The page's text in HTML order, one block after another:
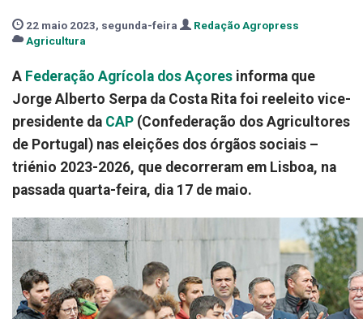
22 maio 2023, segunda-feira
Redação Agropress
Agricultura
A Federação Agrícola dos Açores informa que
Jorge Alberto Serpa da Costa Rita foi reeleito vice-
presidente da CAP (Confederação dos Agricultores
de Portugal) nas eleições dos órgãos sociais –
triénio 2023-2026, que decorreram em Lisboa, na
passada quarta-feira, dia 17 de maio.